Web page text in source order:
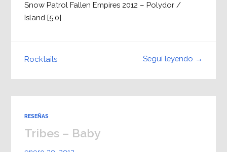
Snow Patrol Fallen Empires 2012 – Polydor /
Island [5.0] .
Seguí leyendo →
Rocktails
RESEÑAS
Tribes – Baby